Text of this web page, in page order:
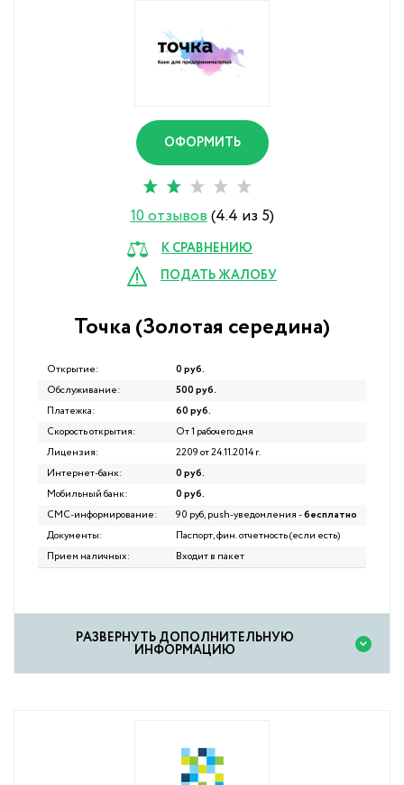
ОФОРМИТЬ
10 отзывов(4.4 из 5)
К СРАВНЕНИЮ
ПОДАТЬ ЖАЛОБУ
Точка (Золотая середина)
Открытие:
0 руб.
Обслуживание:
500 руб.
Платежка:
60 руб.
Скорость открытия:
От 1 рабочего дня
Лицензия:
2209 от 24.11.2014 г.
Интернет-банк:
0 руб.
Мобильный банк:
0 руб.
СМС-информирование:
90 руб, push-уведомления -бесплатно
Документы:
Паспорт, фин. отчетность (если есть)
Прием наличных:
Входит в пакет
PАЗВЕРНУТЬ ДОПОЛНИТЕЛЬНУЮ
ИНФОРМАЦИЮ